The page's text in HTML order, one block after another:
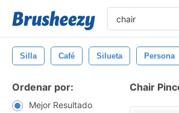
Silla Café Silueta Persona
Ordenar por:
Mejor Resultado
Chair